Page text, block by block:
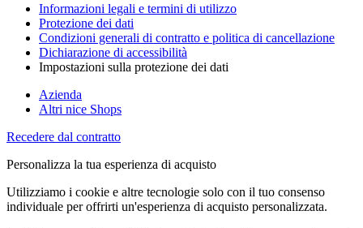
Informazioni legali e termini di utilizzo
Protezione dei dati
Condizioni generali di contratto e politica di cancellazione
Dichiarazione di accessibilità
Impostazioni sulla protezione dei dati
Azienda
Altri nice Shops
Recedere dal contratto
Personalizza la tua esperienza di acquisto
Utilizziamo i cookie e altre tecnologie solo con il tuo consenso
individuale per offrirti un'esperienza di acquisto personalizzata.